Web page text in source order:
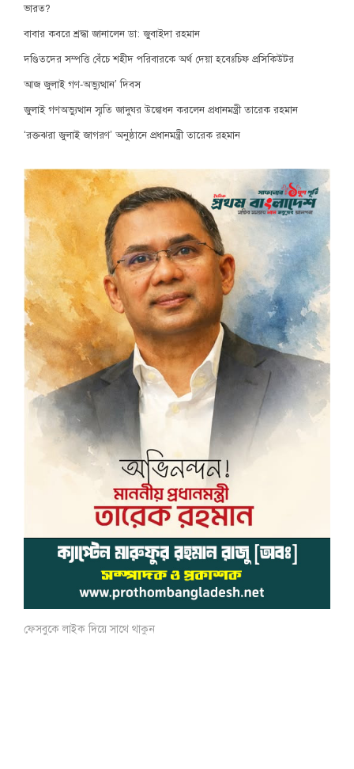
ভারত?
বাবার কবরে শ্রদ্ধা জানালেন ডা: জুবাইদা রহমান
দণ্ডিতদের সম্পত্তি বেঁচে শহীদ পরিবারকে অর্থ দেয়া হবেঃচিফ প্রসিকিউটর
আজ জুলাই গণ-অভ্যুত্থান’ দিবস
জুলাই গণঅভ্যুত্থান স্মৃতি জাদুঘর উদ্বোধন করলেন প্রধানমন্ত্রী তারেক রহমান
‘রক্তঝরা জুলাই জাগরণ’ অনুষ্ঠানে প্রধানমন্ত্রী তারেক রহমান
ফেসবুকে লাইক দিয়ে সাথে থাকুন